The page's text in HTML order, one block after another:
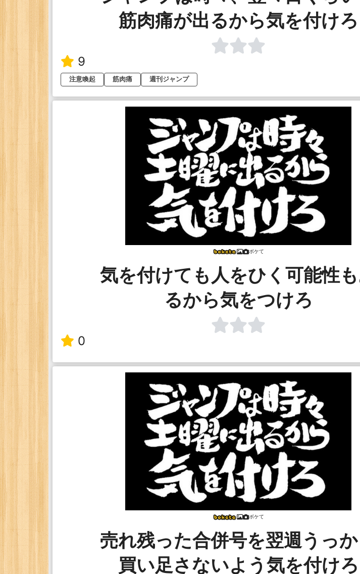
筋肉痛が出るから気を付けろ
9
注意喚起
筋肉痛 週刊ジャンプ
ボケて
気を付けても人をひく可能性
るから気をつけろ
0
ボケて
売れ残った合併号を翌週うっか
買い足さないよう気を付けろ